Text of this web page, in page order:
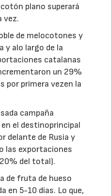
plano superará
vez.
de melocotones y
y alo largo de la
catalanas
un 29%
por primera vezen la
campaña
el destinoprincipal
delante de Rusia y
las exportaciones
del total).
de fruta de hueso
en 5-10 días. Lo que,